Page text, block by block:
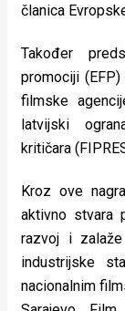
članica
Također
promociji
filmske
latvijski
kritičara
Kroz ove
aktivno stvara
razvoj i
industrijske
nacionalnim